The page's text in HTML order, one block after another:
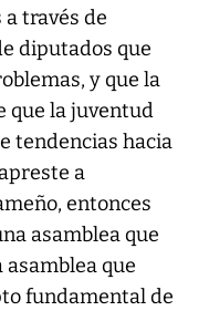
través de
diputados que
y que la
que la juventud
tendencias hacia
a
entonces
asamblea que
que
fundamental de